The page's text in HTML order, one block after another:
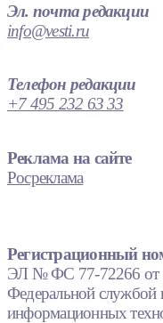
Эл. почта редакции
info@vesti.ru
Телефон редакции
+7 495 232 63 33
Реклама на сайте
Росреклама
Регистрационный
ЭЛ № ФС 77-72266 от
Федеральной службой
информационных